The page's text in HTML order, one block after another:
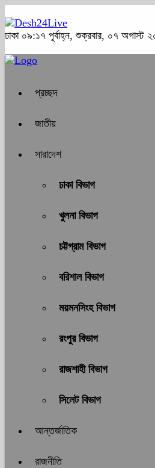
ঢাকা ০৯:১৭ পূর্বাহ্ন, শুক্রবার, ০৭ অগাস্ট
প্রচ্ছদ
জাতীয়
সারাদেশ
ঢাকা বিভাগ
খুলনা বিভাগ
চট্টগ্রাম বিভাগ
বরিশাল বিভাগ
ময়মনসিংহ বিভাগ
রংপুর বিভাগ
রাজশাহী বিভাগ
সিলেট বিভাগ
আন্তর্জাতিক
রাজনীতি